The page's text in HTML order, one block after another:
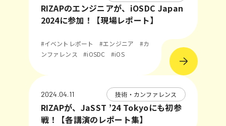
RIZAPのエンジニアが、iOSDC Japan
2024に参加！【現場レポート】
#イベントレポート #エンジニア
#カ
ンファレンス
#iOSDC #iOS
2024.04.11 技術・カンファレンス
RIZAPが、JaSST ’24 Tokyoにも初参
戦！【各講演のレポート集】